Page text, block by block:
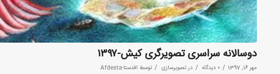
دوسالانه سراسری تصویرگری کیش-۱۳۹۷
مهر 16, 1397 / 0 دیدگاه / درتصویرسازی / توسط افدستا-Afdesta